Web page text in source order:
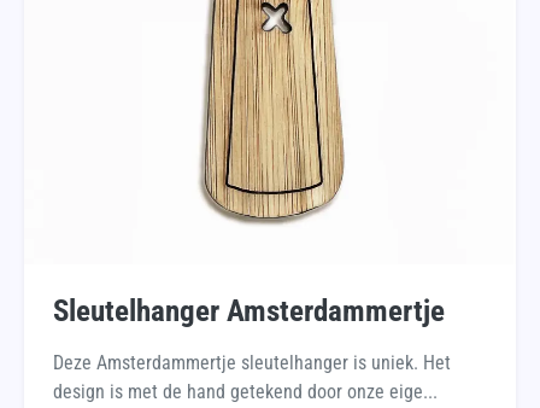
Sleutelhanger Amsterdammertje
Deze Amsterdammertje sleutelhanger is uniek. Het
design is met de hand getekend door onze eige...